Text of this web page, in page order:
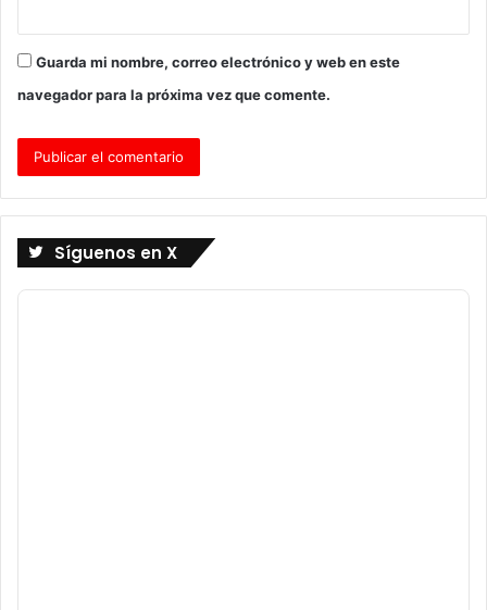
Guarda mi nombre, correo electrónico y web en este
navegador para la próxima vez que comente.
Síguenos en X